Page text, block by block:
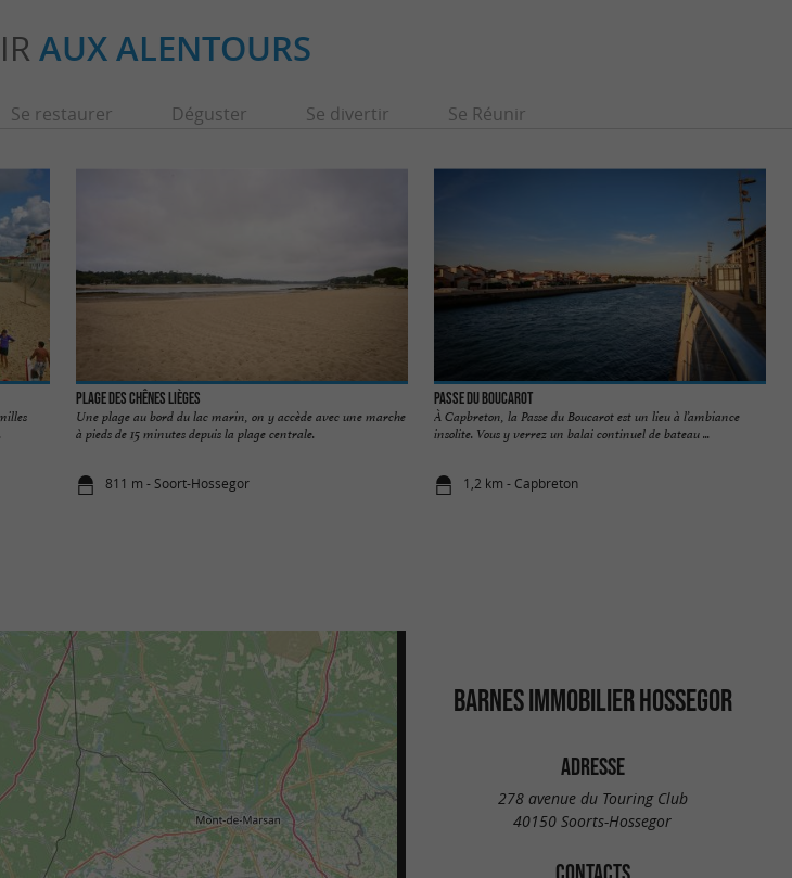
AUX ALENTOURS
Se restaurer Déguster Se divertir Se Réunir
Plage des Chênes Lièges
Une plage au bord du lac marin, on y accède avec une marche
à pieds de 15 minutes depuis la plage centrale.
811 m - Soort-Hossegor
Passe du Boucarot
À Capbreton, la Passe du Boucarot est un lieu à l’ambiance
insolite. Vous y verrez un balai continuel de bateau ...
1,2 km - Capbreton
BARNES IMMOBILIER HOSSEGOR
ADRESSE
278 avenue du Touring Club
40150 Soorts-Hossegor
CONTACTS